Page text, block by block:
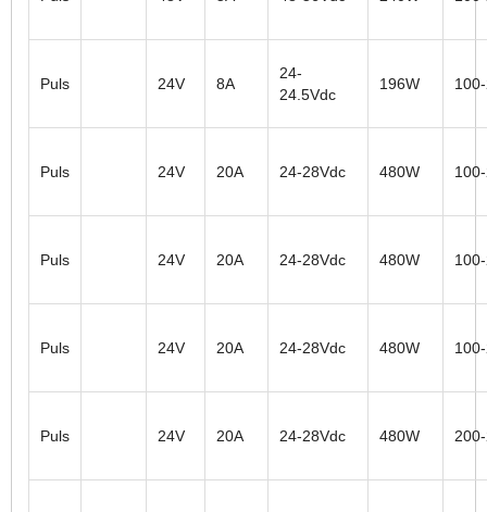
Puls 24V 8A
24-
24.5Vdc
196W
Puls 24V 20A 24-28Vdc 480W
Puls 24V 20A 24-28Vdc 480W
Puls 24V 20A 24-28Vdc 480W
Puls 24V 20A 24-28Vdc 480W